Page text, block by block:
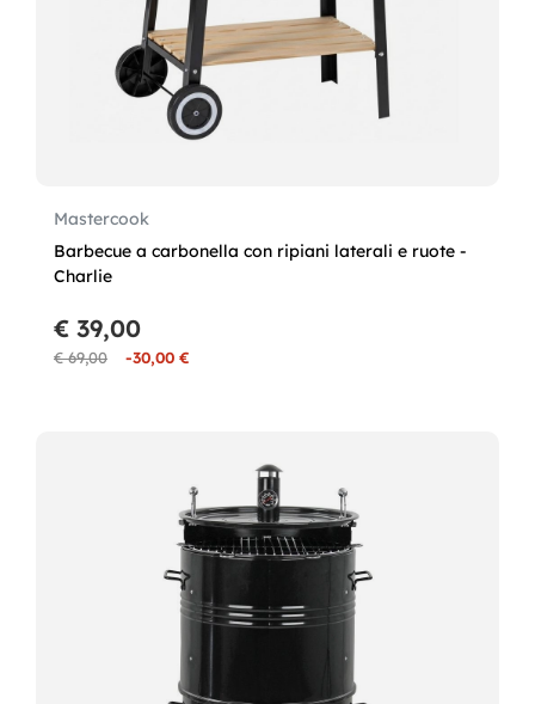
Mastercook
Barbecue a carbonella con ripiani laterali e ruote -
Charlie
€ 69,00 -30,00 €
€ 39,00